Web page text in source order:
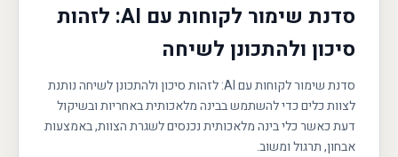
סדנת שימור לקוחות עם AI: לזהות
סיכון ולהתכונן לשיחה
סדנת שימור לקוחות עם AI: לזהות סיכון ולהתכונן לשיחה נותנת
לצוות כלים כדי להשתמש בבינה מלאכותית באחריות ובשיקול
דעת כאשר כלי בינה מלאכותית נכנסים לשגרת הצוות, באמצעות
אבחון, תרגול ומשוב.